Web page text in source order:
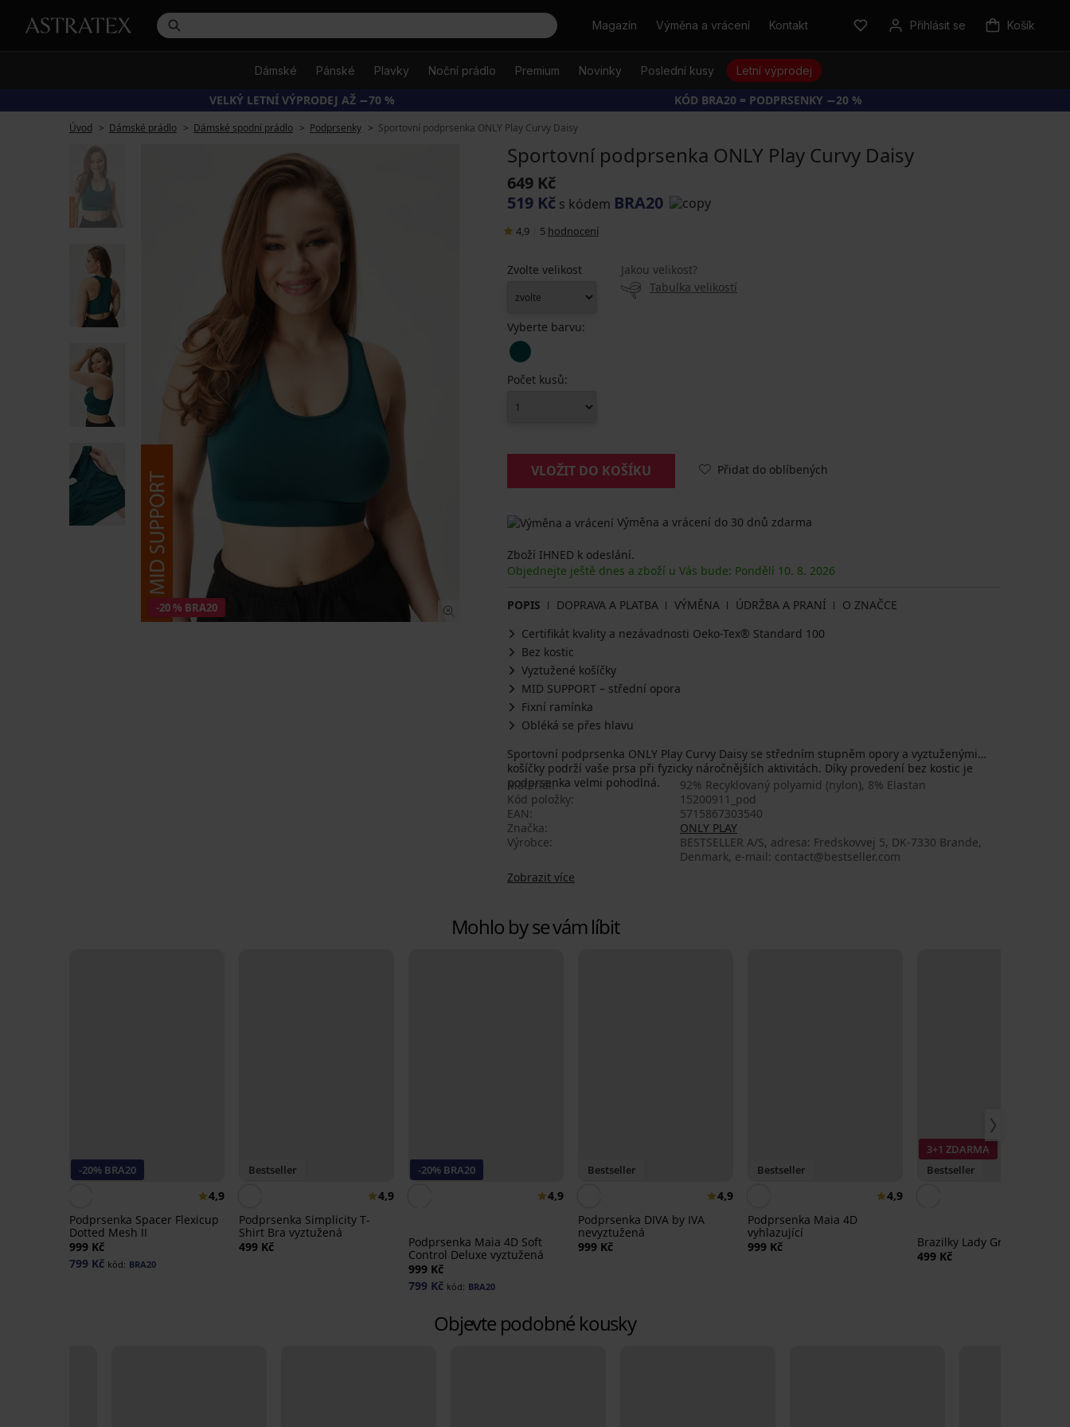
HledatMagazín Výměna a vrácení Kontakt Přihlásit se Košík
Dámské Pánské Plavky Noční prádlo Premium Novinky Poslední kusy Letní výprodej
VELKÝ LETNÍ VÝPRODEJ AŽ −70 % KÓD BRA20 = PODPRSENKY −20 %
Úvod Dámské prádlo Dámské spodní prádlo Podprsenky Sportovní podprsenka ONLY Play Curvy Daisy
-20 % BRA20
Sportovní podprsenka ONLY Play Curvy Daisy
649 Kč
519 Kč s kódem BRA20
4,9 5 hodnocení
Zvolte velikost
Jakou velikost?
Tabulka velikostí
Vyberte barvu:
Počet kusů:
VLOŽIT DO KOŠÍKU Přidat do oblíbených
Výměna a vrácení do 30 dnů zdarma
Zboží IHNED k odeslání.
Objednejte ještě dnes a zboží u Vás bude: Pondělí 10. 8. 2026
POPIS DOPRAVA A PLATBA VÝMĚNA ÚDRŽBA A PRANÍ
O ZNAČCE
Certifikát kvality a nezávadnosti Oeko-Tex® Standard 100
Bez kostic
Vyztužené košíčky
MID SUPPORT – střední opora
Fixní ramínka
Obléká se přes hlavu
Sportovní podprsenka ONLY Play Curvy Daisy se středním stupněm opory a vyztuženými
košíčky podrží vaše prsa při fyzicky náročnějších aktivitách. Díky provedení bez kostic je
podprsenka velmi pohodlná.
Materiál
92% Recyklovaný polyamid (nylon), 8% Elastan
Kód položky
15200911_pod
EAN
5715867303540
Značka
ONLY PLAY
Výrobce
BESTSELLER A/S, adresa: Fredskovvej 5, DK-7330 Brande,
Denmark, e-mail: contact@bestseller.com
Zobrazit více
Mohlo by se vám líbit
-20% BRA20
4,9
Podprsenka Spacer Flexicup
Dotted Mesh II
999 Kč
799 Kč kód: BRA20
Bestseller
4,9
Podprsenka Simplicity T-
Shirt Bra vyztužená
499 Kč
-20% BRA20
4,9
Podprsenka Maia 4D Soft
Control Deluxe vyztužená
999 Kč
799 Kč kód: BRA20
Bestseller
4,9
Podprsenka DIVA by IVA
nevyztužená
999 Kč
Bestseller
4,9
Podprsenka Maia 4D
vyhlazující
999 Kč
3+1 ZDARMA
Bestseller
Brazilky Lady Grace New
499 Kč
Objevte podobné kousky